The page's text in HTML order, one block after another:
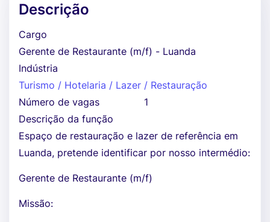
Descrição
Cargo
Gerente de Restaurante (m/f) - Luanda
Indústria
Turismo / Hotelaria / Lazer / Restauração
Número de vagas
1
Descrição da função
Espaço de restauração e lazer de referência em
Luanda, pretende identificar por nosso intermédio:
Gerente de Restaurante (m/f)
Missão: